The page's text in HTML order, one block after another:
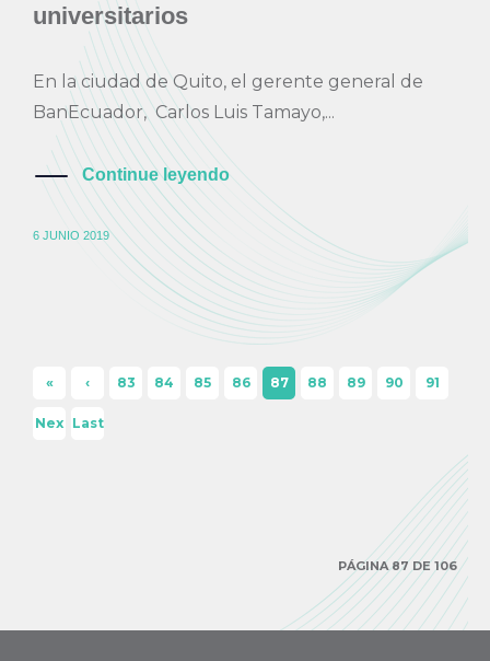
universitarios
En la ciudad de Quito, el gerente general de
BanEcuador, Carlos Luis Tamayo,...
Continue leyendo
6 JUNIO 2019
«
Firs
‹
Pre
83 84 85 86 87 88 89 90 91
Nex Last
PÁGINA 87 DE 106